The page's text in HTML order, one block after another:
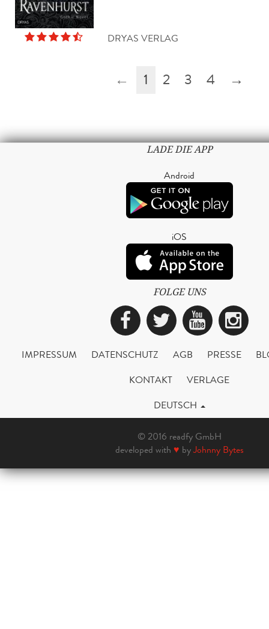
DRYAS VERLAG
← 1 2 3 4 →
LADE DIE APP
Android
iOS
FOLGE UNS
Facebook
Twitter
IMPRESSUM DATENSCHUTZ AGB PRESSE
KONTAKT
VERLAGE
DEUTSCH
© 2016 readfy GmbH
developed with ♥ byJohnny Bytes